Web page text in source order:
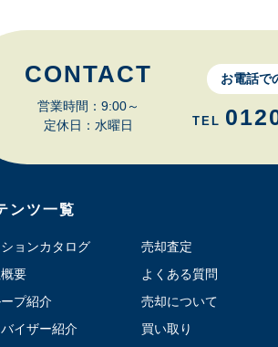
CONTACT
営業時間：9:00～
定休日：水曜日
お電話で
TEL
ンツ一覧
ョンカタログ
要
プ紹介
イザー紹介
売却査定
よくある質問
売却について
買い取り